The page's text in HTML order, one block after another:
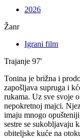
2026
Žanr
Igrani film
Trajanje 97'
Tonina je brižna i
zapošljava supruga i
rukama. Uz sve svoje
nepokretnoj majci.
imaju mnogo
sestre se sukobljavaju
obiteljske kuće na